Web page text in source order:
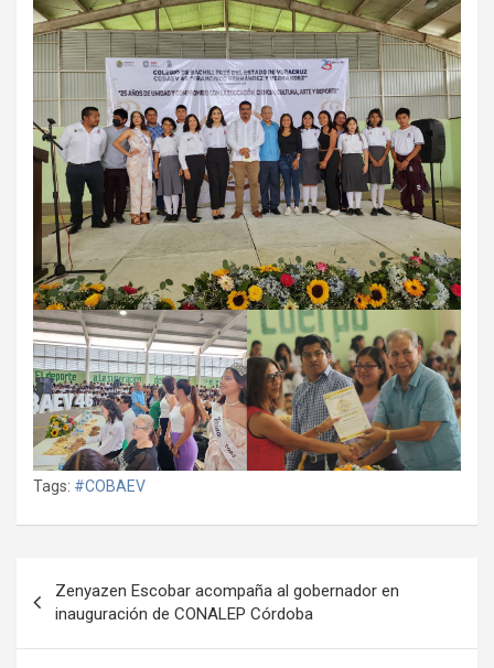
Tags: #COBAEV
de
entradas
Zenyazen Escobar acompaña al gobernador en
inauguración de CONALEP Córdoba